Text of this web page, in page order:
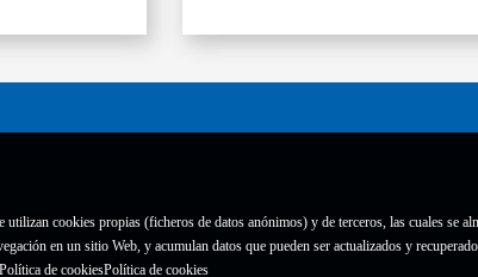
cookies propias (ficheros de datos anónimos) y de terceros, las cuales se
en un sitio Web, y acumulan datos que pueden ser actualizados y
de cookiesPolítica de cookies